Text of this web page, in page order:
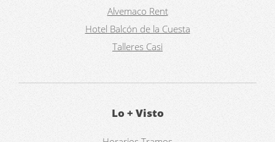
Alvemaco Rent
Hotel Balcón de la Cuesta
Talleres Casi
Lo + Visto